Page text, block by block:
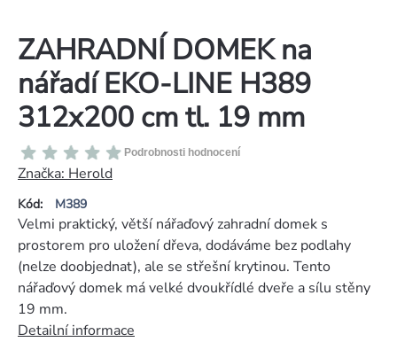
ZAHRADNÍ DOMEK na
nářadí EKO-LINE H389
312x200 cm tl. 19 mm
Kód: M389
Průměrné
hodnocení
produktu
je
z
5
hvězdiček.
Podrobnosti hodnocení
Značka: Herold
Velmi praktický, větší nářaďový zahradní domek s
prostorem pro uložení dřeva, dodáváme bez podlahy
(nelze doobjednat), ale se střešní krytinou. Tento
nářaďový domek má velké dvoukřídlé dveře a sílu stěny
19 mm.
Detailní informace